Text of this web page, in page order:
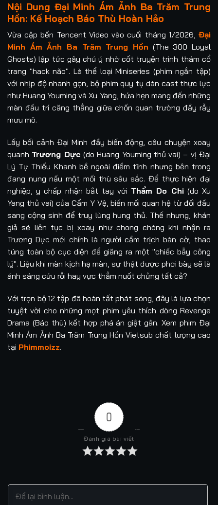
Nội Dung Đại Minh Ám Ảnh Ba Trăm Trung
Hồn: Kế Hoạch Báo Thù Hoàn Hảo
Vừa cập bến Tencent Video vào cuối tháng 1/2026, Đại
Minh Ám Ảnh Ba Trăm Trung Hồn (The 300 Loyal
Ghosts) lập tức gây chú ý nhờ cốt truyện trinh thám cổ
trang "hack não". Là thể loại Miniseries (phim ngắn tập)
với nhịp độ nhanh gọn, bộ phim quy tụ dàn cast thực lực
như Huang Youming và Xu Yang, hứa hẹn mang đến những
màn đấu trí căng thẳng giữa chốn quan trường đầy rẫy
mưu mô.
Lấy bối cảnh Đại Minh đầy biến động, câu chuyện xoay
quanh Trương Dực (do Huang Youming thủ vai) – vị Đại
Lý Tự Thiếu Khanh bề ngoài điềm tĩnh nhưng bên trong
đang nung nấu một mối thù sâu sắc. Để thực hiện đại
nghiệp, y chấp nhận bắt tay với Thẩm Do Chi(do Xu
Yang thủ vai) của Cẩm Y Vệ, biến mối quan hệ từ đối đầu
sang cộng sinh để truy lùng hung thủ. Thế nhưng, khán
giả sẽ liên tục bị xoay như chong chóng khi nhận ra
Trương Dực mới chính là người cầm trịch bàn cờ, thao
túng toàn bộ cục diện để giăng ra một "chiếc bẫy công
lý". Liệu khi màn kịch hạ màn, sự thật được phơi bày sẽ là
ánh sáng cứu rỗi hay vực thẳm nuốt chửng tất cả?
Với trọn bộ 12 tập đã hoàn tất phát sóng, đây là lựa chọn
tuyệt vời cho những mọt phim yêu thích dòng Revenge
Drama (Báo thù) kết hợp phá án giật gân. Xem phim Đại
Minh Ám Ảnh Ba Trăm Trung Hồn Vietsub chất lượng cao
tại Phimmoizz.
0
Đánh giá bài viết